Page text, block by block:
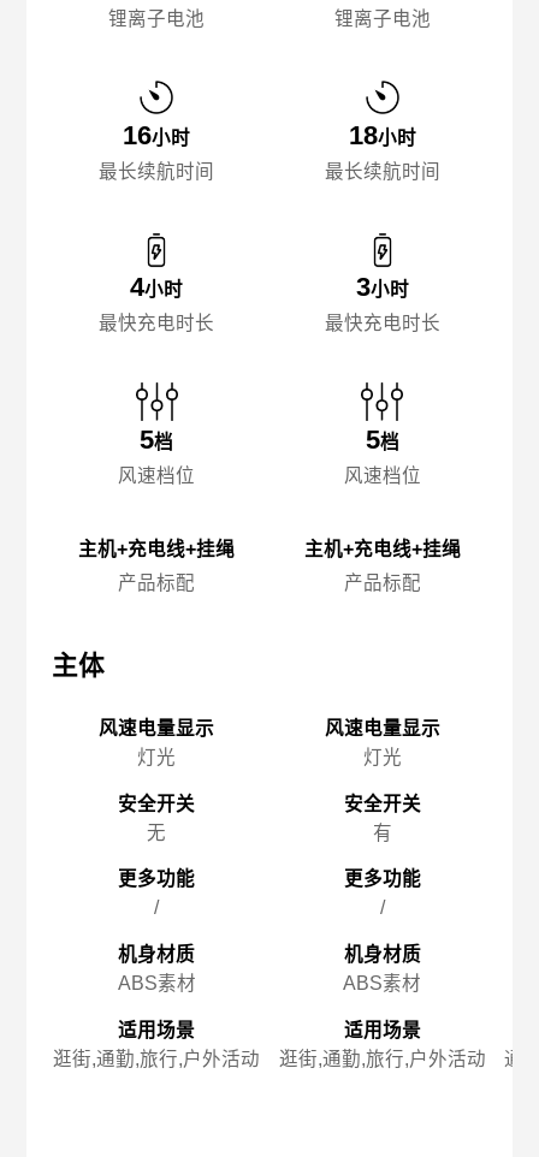
锂离子电池
16小时
最长续航时间
4小时
最快充电时长
5档
风速档位
主机+充电线+挂绳
产品标配
主体
风速电量显示
灯光
安全开关
无
更多功能
/
机身材质
ABS素材
适用场景
逛街,通勤,旅行,户外活动
锂离子电池
18小时
最长续航时间
3小时
最快充电时长
5档
风速档位
主机+充电线+挂绳
产品标配
风速电量显示
灯光
安全开关
有
更多功能
/
机身材质
ABS素材
适用场景
逛街,通勤,旅行,户外活动
通